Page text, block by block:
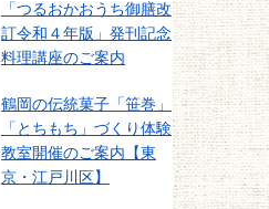
「つるおかおうち御膳改
訂令和４年版」発刊記念
料理講座のご案内
鶴岡の伝統菓子「笹巻」
「とちもち」づくり体験
教室開催のご案内【東
京・江戸川区】